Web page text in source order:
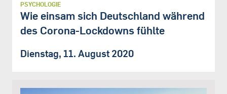
PSYCHOLOGIE
Wie einsam sich Deutschland während
des Corona-Lockdowns fühlte
Dienstag, 11. August 2020